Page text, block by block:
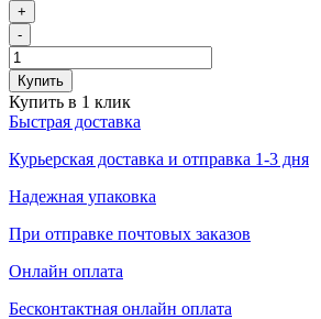
+
-
Купить
Купить в 1 клик
Быстрая доставка
Курьерская доставка и отправка 1-3 дня
Надежная упаковка
При отправке почтовых заказов
Онлайн оплата
Бесконтактная онлайн оплата